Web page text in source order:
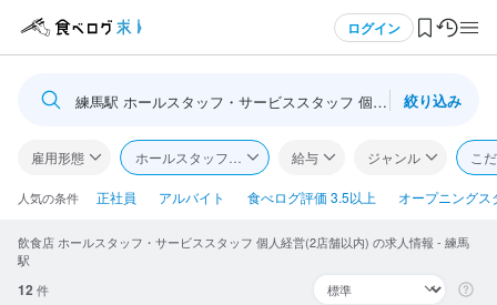
ログイン
ログイン・無料会員登録
食べログ求人TOP
求人検索
マイページ管理
練馬駅 ホールスタッフ・サービススタッフ 個人経営(2店舗以内)
絞り込み
雇用形態 ホールスタッフ・サービススタッフ
給与 ジャンル こ
人気の条件 正社員 アルバイト 食べログ評価 3.5以上 オープニングス
飲食店 ホールスタッフ・サービススタッフ 個人経営(2店舗以内) の求人情報 - 練馬
駅
12 件